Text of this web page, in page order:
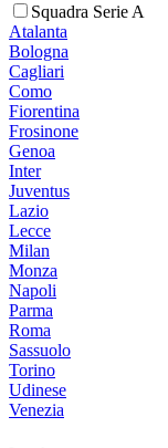
Squadra Serie A
Atalanta
Bologna
Cagliari
Como
Fiorentina
Frosinone
Genoa
Inter
Juventus
Lazio
Lecce
Milan
Monza
Napoli
Parma
Roma
Sassuolo
Torino
Udinese
Venezia